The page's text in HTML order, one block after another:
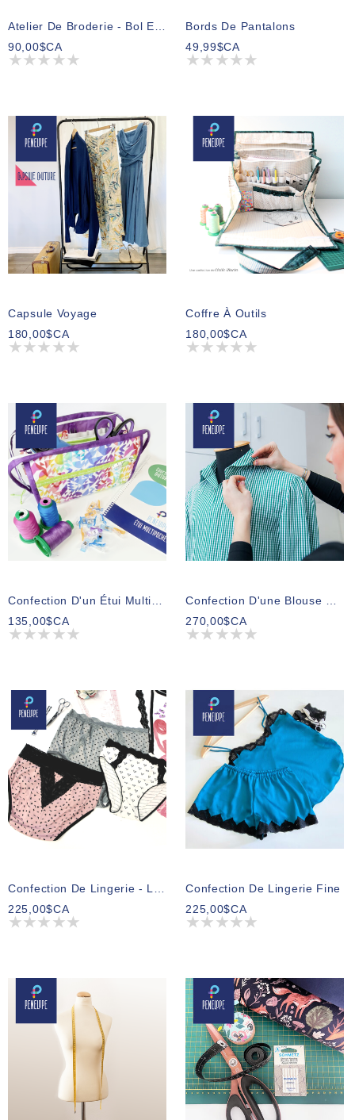
90,00$CA
Bords De Pantalons
49,99$CA
Capsule Voyage
180,00$CA
Coffre À Outils
180,00$CA
Confection D'un Étui Multipochette
135,00$CA
Confection D'une Blouse Ou Chemise
270,00$CA
225,00$CA
Confection De Lingerie Fine
225,00$CA